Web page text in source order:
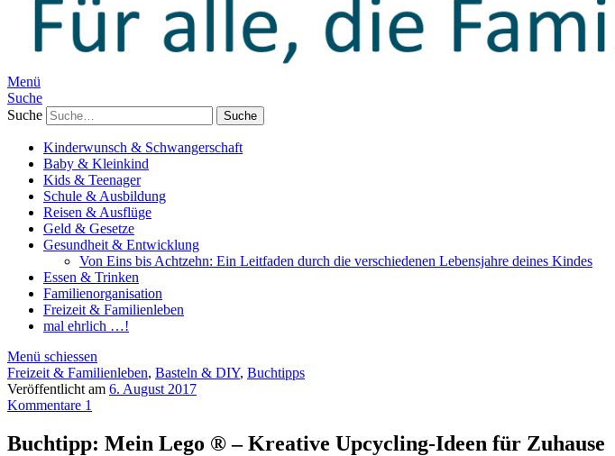
Menü
Suche
Suche
Kinderwunsch & Schwangerschaft
Baby & Kleinkind
Kids & Teenager
Schule & Ausbildung
Reisen & Ausflüge
Geld & Gesetze
Gesundheit & Entwicklung
Von Eins bis Achtzehn: Ein Leitfaden durch die verschiedenen Lebensjahre deines Kindes
Essen & Trinken
Familienorganisation
Freizeit & Familienleben
mal ehrlich …!
Menü schiessen
Freizeit & Familienleben, Basteln & DIY, Buchtipps
Veröffentlicht am 6. August 2017
Kommentare 1
Buchtipp: Mein Lego ® – Kreative Upcycling-Ideen für Zuhause